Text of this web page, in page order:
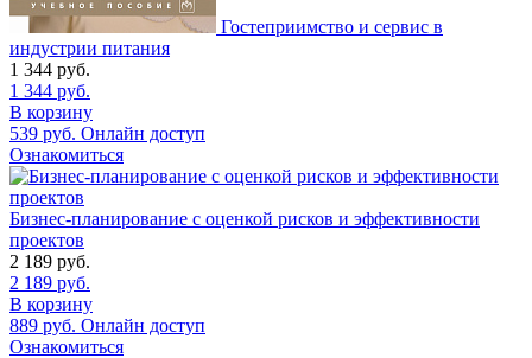
Гостеприимство и сервис в
индустрии питания
1 344 руб.
1 344 руб.
В корзину
539 руб. Онлайн доступ
Ознакомиться
Бизнес-планирование с оценкой рисков и эффективности
проектов
2 189 руб.
2 189 руб.
В корзину
889 руб. Онлайн доступ
Ознакомиться